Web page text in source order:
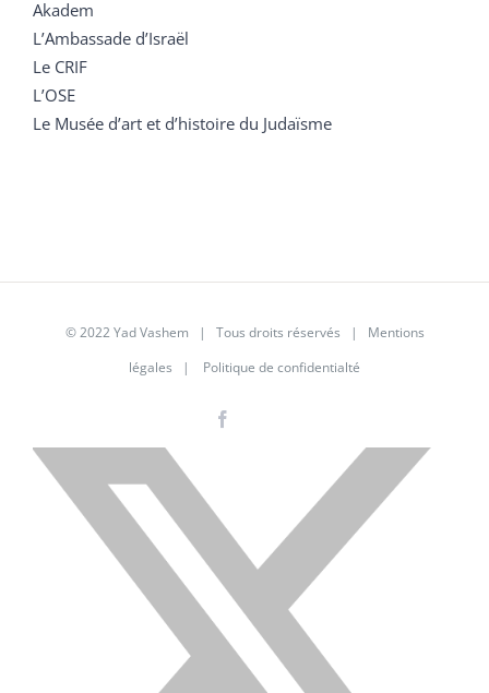
Akadem
L’Ambassade d’Israël
Le CRIF
L’OSE
Le Musée d’art et d’histoire du Judaïsme
© 2022 Yad Vashem | Tous droits réservés | Mentions
légales | Politique de confidentialté
X